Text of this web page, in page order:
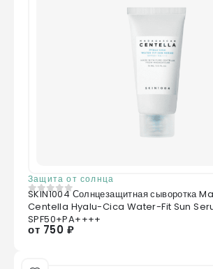
Защита от солнца
0из 5
SKIN1004 Солнцезащитная сыворотка
Centella Hyalu-Cica Water-Fit Sun
SPF50+PA++++
от 750 ₽